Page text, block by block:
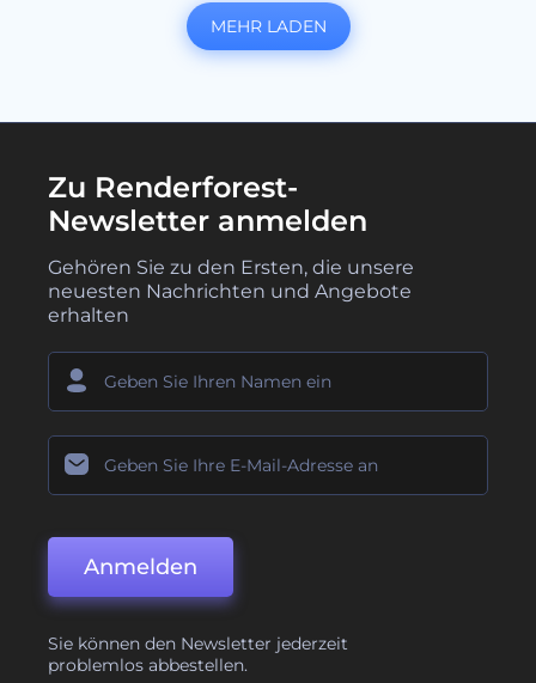
MEHR LADEN
Zu Renderforest-
Newsletter anmelden
Gehören Sie zu den Ersten, die unsere
neuesten Nachrichten und Angebote
erhalten
Anmelden
Sie können den Newsletter jederzeit
problemlos abbestellen.